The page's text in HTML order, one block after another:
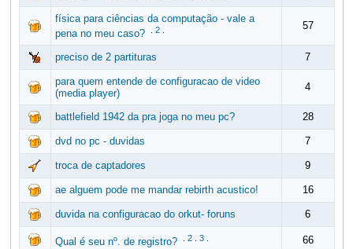
física para ciências da computação - vale a
pena no meu caso?
2. 57
preciso de 2 partituras 7
para quem entende de configuracao de video
(media player)
4
battlefield 1942 da pra joga no meu pc? 28
dvd no pc - duvidas 7
troca de captadores 9
ae alguem pode me mandar rebirth acustico! 16
duvida na configuracao do orkut- foruns 6
Qual é seu nº. de registro? 2. 3. 66